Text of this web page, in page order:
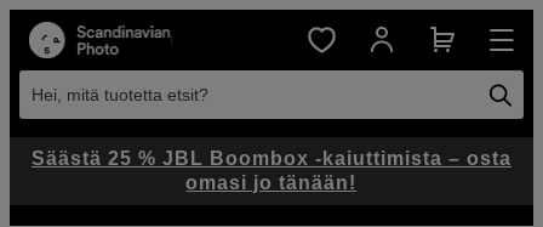
Hei, mitä tuotetta etsit?
Säästä 25 % JBL Boombox -kaiuttimista – osta
omasi jo tänään!